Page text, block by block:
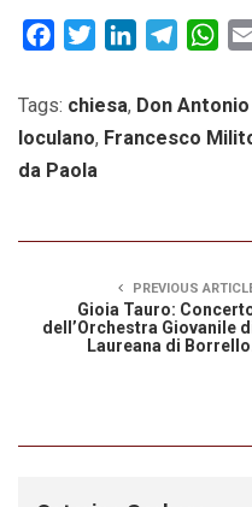
FacebookTwitterLinkedIn
Tags: chiesa, Don
Ioculano, Francesco
da Paola
PREVIOUS
Gioia Tauro:
dell’Orchestra Giovanile
Laureana di